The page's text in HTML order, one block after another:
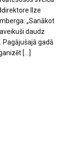
Ilze
„Sanākot
daudz
Pagājušajā gadā
[…]